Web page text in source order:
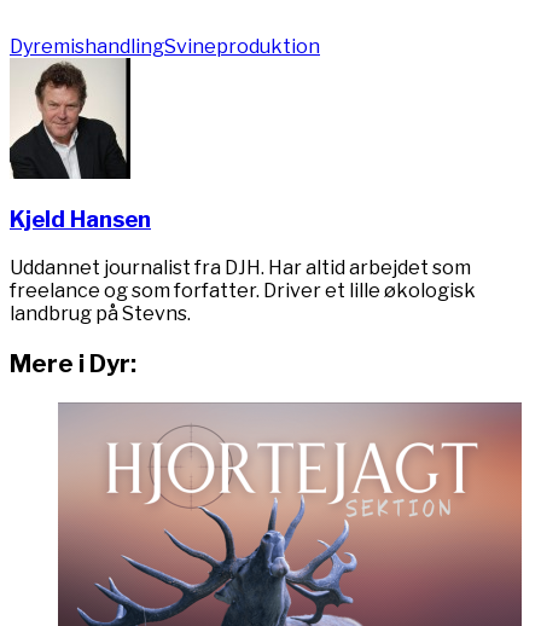
DyremishandlingSvineproduktion
Kjeld Hansen
Uddannet journalist fra DJH. Har altid arbejdet som
freelance og som forfatter. Driver et lille økologisk
landbrug på Stevns.
Mere i Dyr: